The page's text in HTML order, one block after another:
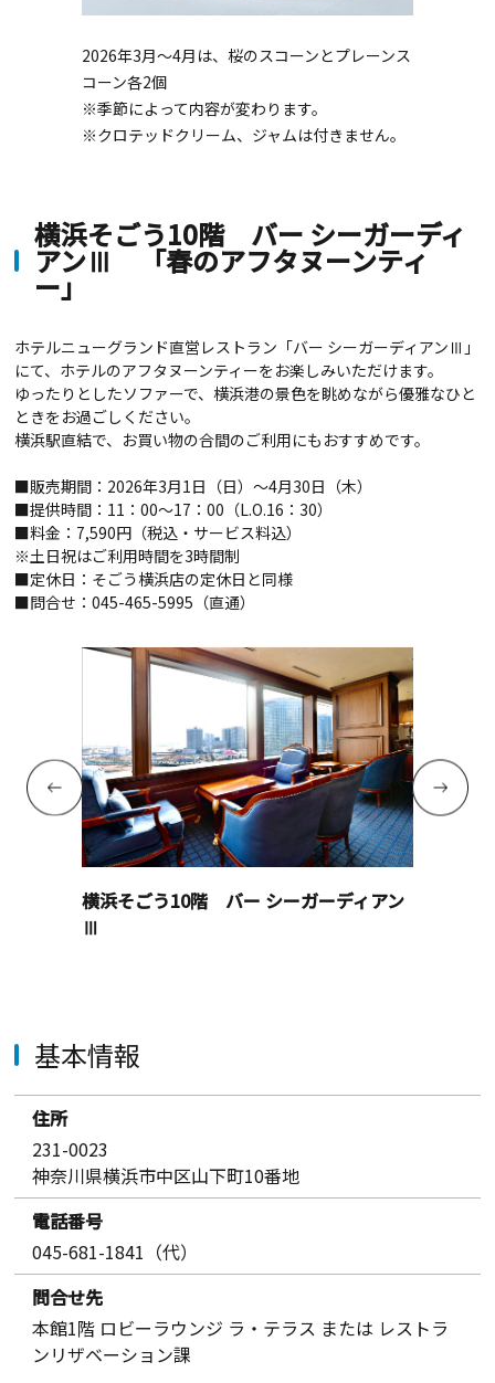
2026年3月～4月は、桜のスコーンとプレーンス
コーン各2個
※季節によって内容が変わります。
※クロテッドクリーム、ジャムは付きません。
横浜そごう10階 バー シーガーディ
アンⅢ 「春のアフタヌーンティ
ー」
ホテルニューグランド直営レストラン「バー シーガーディアンⅢ」
にて、ホテルのアフタヌーンティーをお楽しみいただけます。
ゆったりとしたソファーで、横浜港の景色を眺めながら優雅なひと
ときをお過ごしください。
横浜駅直結で、お買い物の合間のご利用にもおすすめです。
■販売期間：2026年3月1日（日）～4月30日（木）
■提供時間：11：00～17：00（L.O.16：30）
■料金：7,590円（税込・サービス料込）
※土日祝はご利用時間を3時間制
■定休日：そごう横浜店の定休日と同様
■問合せ：045-465-5995（直通）
横浜そごう10階 バー シーガーディアン
Ⅲ
基本情報
住所
231-0023
神奈川県横浜市中区山下町10番地
電話番号
045-681-1841（代）
問合せ先
本館1階 ロビーラウンジ ラ・テラス または レストラ
ンリザベーション課